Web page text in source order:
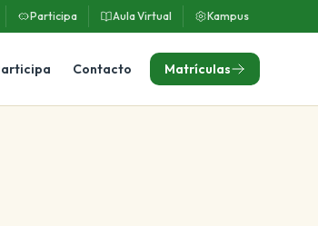
Participa Aula Virtual Kampus
Contacto Matrículas